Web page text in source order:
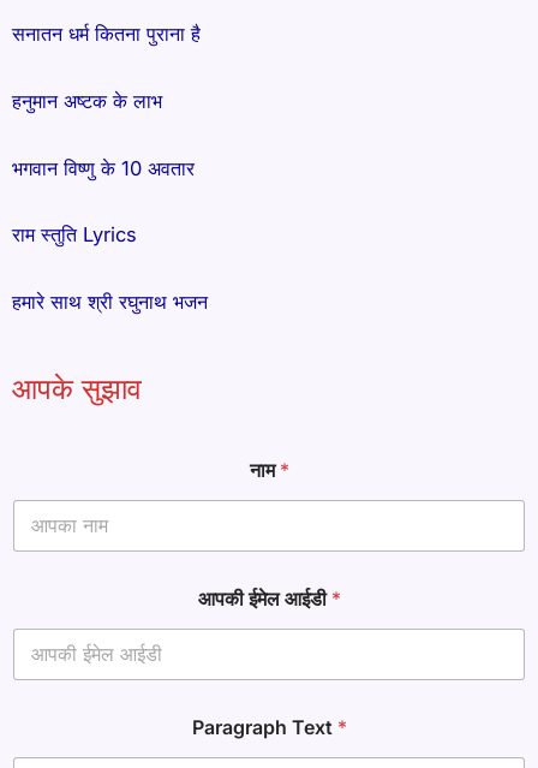
सनातन धर्म कितना पुराना है
हनुमान अष्टक के लाभ
भगवान विष्णु के 10 अवतार
राम स्तुति Lyrics
हमारे साथ श्री रघुनाथ भजन
आपके सुझाव
नाम*
आपकी ईमेल आईडी *
ई
डी
Paragraph Text *